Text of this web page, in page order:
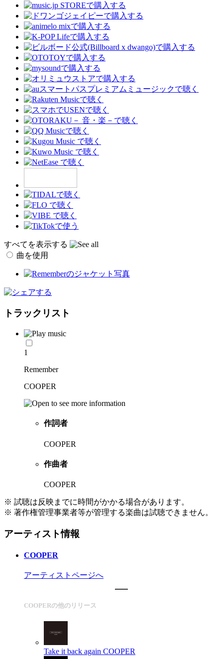
すべてを表示する
曲を使用
トラックリスト
1
Remember
COOPER
作詞者
COOPER
作曲者
COOPER
※ 試聴は反映までに時間がかかる場合があります。
※ 著作権管理事業者等が管理する楽曲は試聴できません。
アーティスト情報
COOPER
アーティストページへ
COOPERの他のリリース
Take it back again COOPER